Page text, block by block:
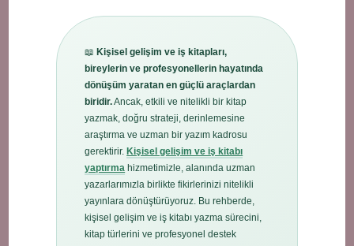
📖Kişisel gelişim ve iş kitapları,
bireylerin ve profesyonellerin hayatında
dönüşüm yaratan en güçlü araçlardan
biridir.Ancak, etkili ve nitelikli bir kitap
yazmak, doğru strateji, derinlemesine
araştırma ve uzman bir yazım kadrosu
gerektirir.Kişisel gelişim ve iş kitabı
yaptırma hizmetimizle, alanında uzman
yazarlarımızla birlikte fikirlerinizi nitelikli
yayınlara dönüştürüyoruz. Bu rehberde,
kişisel gelişim ve iş kitabı yazma sürecini,
kitap türlerini ve profesyonel destek